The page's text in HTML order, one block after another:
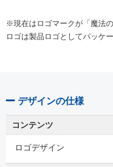
※現在はロゴマークが「魔法
ロゴは製品ロゴとしてパッケ
デザインの仕様
コンテンツ
ロゴデザイン